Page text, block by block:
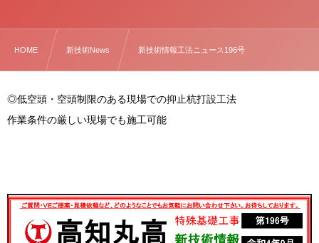
HOME 新技術News 新技術情報工法ニュース196号
◎低空頭・空頭制限のある現場での抑止杭打設工法
作業条件の厳しい現場でも施工可能